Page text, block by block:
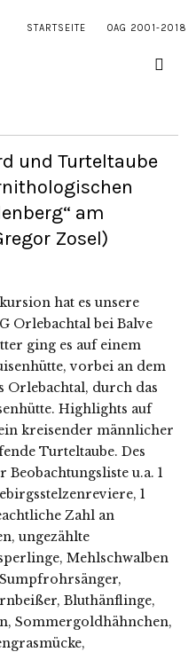
STARTSEITE OAG 2001-2018
und Turteltaube
am
Zosel)
hat es unsere
Orlebachtal bei Balve
ging es auf einem
vorbei an dem
Orlebachtal, durch das
Highlights auf
kreisender männlicher
Turteltaube. Des
u.a. 1
1
Zahl an
ungezählte
Mehlschwalben
Bluthänflinge,
Sommergoldhähnchen,